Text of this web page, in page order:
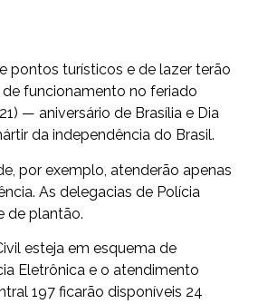
pontos turísticos e de lazer terão
funcionamento no feriado
— aniversário de Brasília e Dia
da independência do Brasil.
por exemplo, atenderão apenas
As delegacias de Polícia
de plantão.
esteja em esquema de
Eletrônica e o atendimento
197 ficarão disponíveis 24